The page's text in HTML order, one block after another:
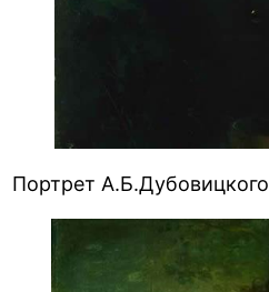
Портрет А.Б.Дубовицкого